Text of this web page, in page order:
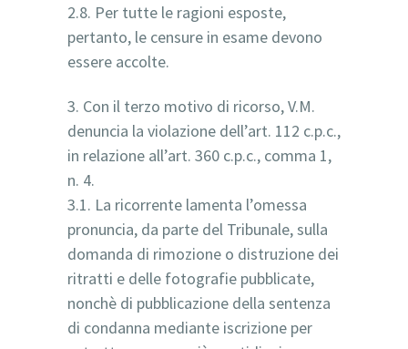
2.8. Per tutte le ragioni esposte,
pertanto, le censure in esame devono
essere accolte.
3. Con il terzo motivo di ricorso, V.M.
denuncia la violazione dell’art. 112 c.p.c.,
in relazione all’art. 360 c.p.c., comma 1,
n. 4.
3.1. La ricorrente lamenta l’omessa
pronuncia, da parte del Tribunale, sulla
domanda di rimozione o distruzione dei
ritratti e delle fotografie pubblicate,
nonchè di pubblicazione della sentenza
di condanna mediante iscrizione per